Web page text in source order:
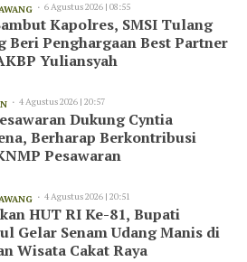
6 Agustus 2026 | 08:55
Kapolres, SMSI Tulang
Beri Penghargaan Best Partner
Yuliansyah
4 Agustus 2026 | 20:57
Dukung Cyntia
Berharap Berkontribusi
Pesawaran
4 Agustus 2026 | 20:51
HUT RI Ke-81, Bupati
Gelar Senam Udang Manis di
Wisata Cakat Raya